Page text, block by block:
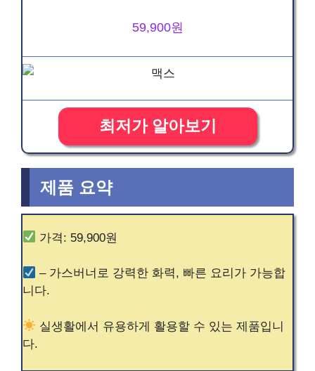
59,900원
최저가 알아보기
제품 요약
가격: 59,900원
– 가스버너로 강력한 화력, 빠른 요리가 가능합
니다.
실생활에서 유용하게 활용할 수 있는 제품입니
다.